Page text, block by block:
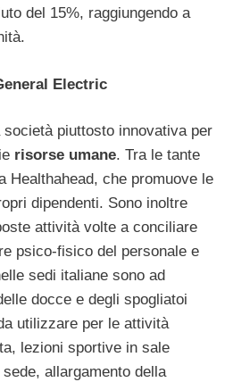
del 15%, raggiungendo a
Electric
piuttosto innovativa per
risorse umane. Tra le tante
Healthahead, che promuove le
dipendenti. Sono inoltre
attività volte a conciliare
psico-fisico del personale e
sedi italiane sono ad
docce e degli spogliatoi
utilizzare per le attività
lezioni sportive in sale
allargamento della